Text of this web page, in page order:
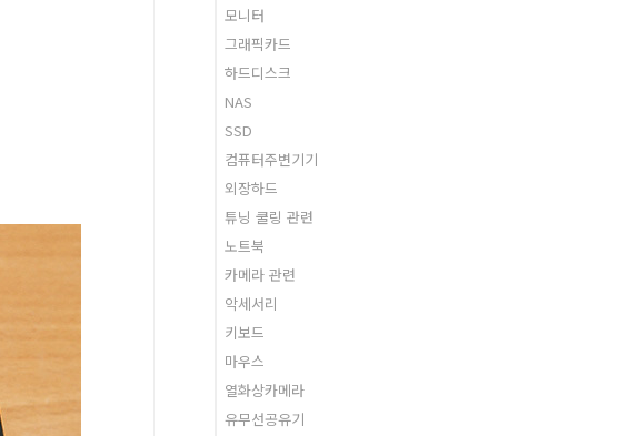
모니터
그래픽카드
하드디스크
NAS
SSD
컴퓨터주변기기
외장하드
튜닝 쿨링 관련
노트북
카메라 관련
악세서리
키보드
마우스
열화상카메라
유무선공유기